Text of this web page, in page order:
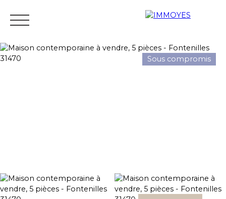
Sous compromis